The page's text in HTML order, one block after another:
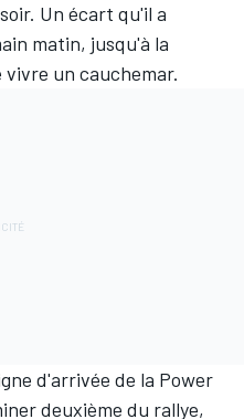
Un écart qu'il a
matin, jusqu'à la
un cauchemar.
d'arrivée de la Power
deuxième du rallye,